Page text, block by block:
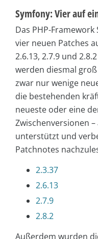
Symfony: Vier auf
Das PHP-
vier neuen Patches
2.6.13, 2.7.9 und
werden diesmal
zwar nur wenige
die bestehenden
neueste oder eine
Zwischenversionen
unterstützt und
Patchnotes
2.3.37
2.6.13
2.7.9
2.8.2
Außerdem wurden